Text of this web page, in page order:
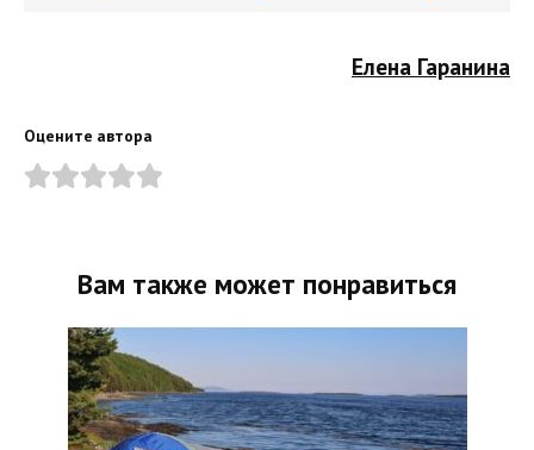
Елена Гаранина
Оцените автора
Вам также может понравиться